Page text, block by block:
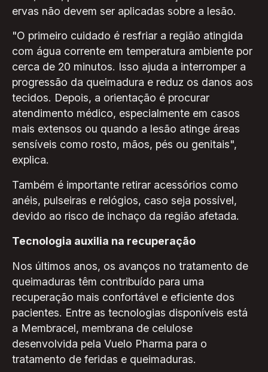
ervas não devem ser aplicadas sobre a lesão.
"O primeiro cuidado é resfriar a região atingida
com água corrente em temperatura ambiente por
cerca de 20 minutos. Isso ajuda a interromper a
progressão da queimadura e reduz os danos aos
tecidos. Depois, a orientação é procurar
atendimento médico, especialmente em casos
mais extensos ou quando a lesão atinge áreas
sensíveis como rosto, mãos, pés ou genitais",
explica.
Também é importante retirar acessórios como
anéis, pulseiras e relógios, caso seja possível,
devido ao risco de inchaço da região afetada.
Tecnologia auxilia na recuperação
Nos últimos anos, os avanços no tratamento de
queimaduras têm contribuído para uma
recuperação mais confortável e eficiente dos
pacientes. Entre as tecnologias disponíveis está
a Membracel, membrana de celulose
desenvolvida pela Vuelo Pharma para o
tratamento de feridas e queimaduras.